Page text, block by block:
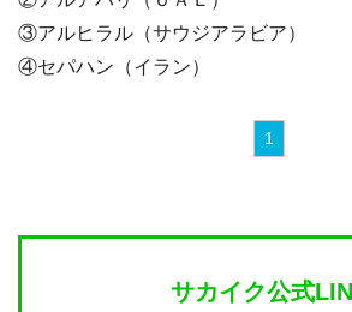
③アルヒラル（サウジアラビア）
④セパハン（イラン）
1
サカイク公式